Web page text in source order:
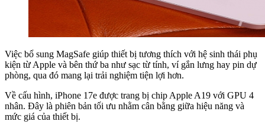
Việc bổ sung MagSafe giúp thiết bị tương thích với hệ sinh thái phụ
kiện từ Apple và bên thứ ba như sạc từ tính, ví gắn lưng hay pin dự
phòng, qua đó mang lại trải nghiệm tiện lợi hơn.
Về cấu hình, iPhone 17e được trang bị chip Apple A19 với GPU 4
nhân. Đây là phiên bản tối ưu nhằm cân bằng giữa hiệu năng và
mức giá của thiết bị.